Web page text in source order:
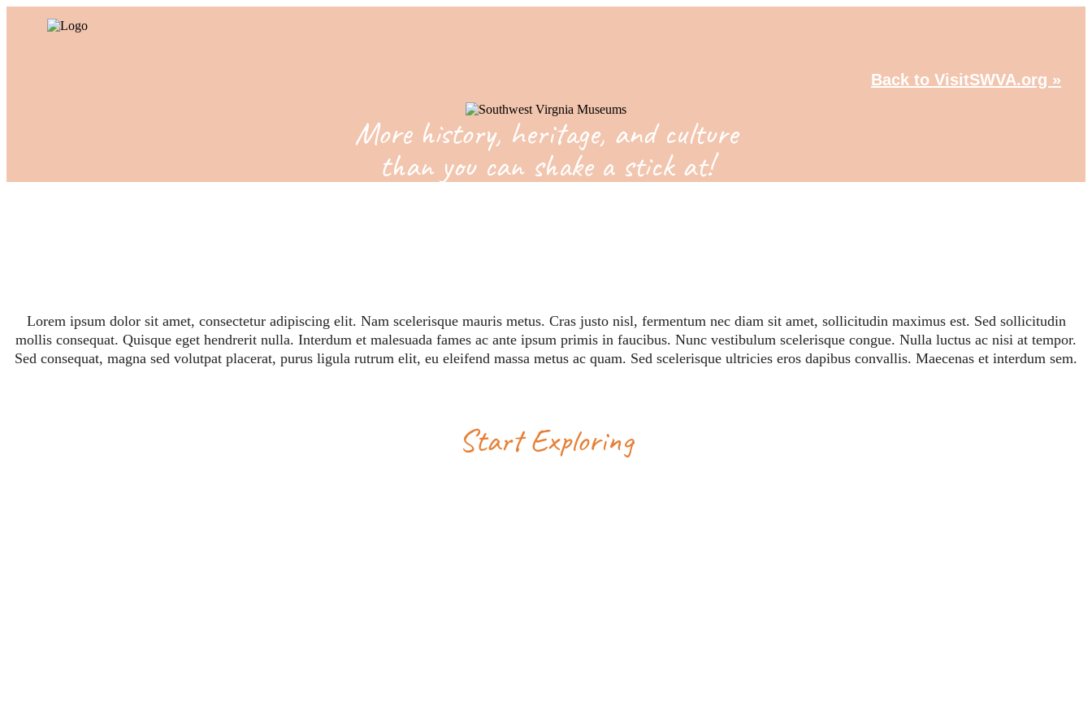
Back to VisitSWVA.org »
More history, heritage, and culture
than you can shake a stick at!
Lorem ipsum dolor sit amet, consectetur adipiscing elit. Nam scelerisque mauris metus. Cras justo nisl, fermentum nec diam sit amet, sollicitudin maximus est. Sed sollicitudin
mollis consequat. Quisque eget hendrerit nulla. Interdum et malesuada fames ac ante ipsum primis in faucibus. Nunc vestibulum scelerisque congue. Nulla luctus ac nisi at tempor.
Sed consequat, magna sed volutpat placerat, purus ligula rutrum elit, eu eleifend massa metus ac quam. Sed scelerisque ultricies eros dapibus convallis. Maecenas et interdum sem.
Start Exploring